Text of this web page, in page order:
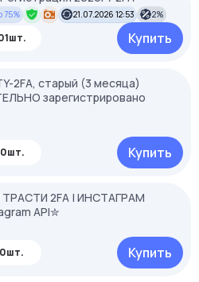
75% 21.07.2026 12:53 2%
Купить
2FA, старый (3 месяца)
зарегистрировано
Купить
2FA | ИНСТАГРАМ
API✮
Купить